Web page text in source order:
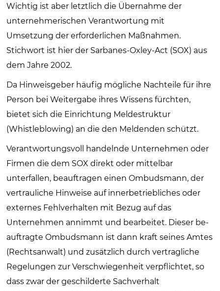
Wichtig ist aber letztlich die Übernahme der
unternehmerischen Verantwortung mit
Umsetzung der erforderlichen Maßnahmen.
Stichwort ist hier der Sarbanes-Oxley-Act (SOX) aus
dem Jahre 2002.
Da Hinweisgeber häufig mögliche Nachteile für ihre
Person bei Weitergabe ihres Wissens fürchten,
bietet sich die Einrichtung Meldestruktur
(Whistleblowing) an die den Meldenden schützt.
Verantwortungsvoll handelnde Unternehmen oder
Firmen die dem SOX direkt oder mittelbar
unterfallen, beauftragen einen Ombudsmann, der
vertrauliche Hinweise auf innerbetriebliches oder
externes Fehlverhalten mit Bezug auf das
Unternehmen annimmt und bearbeitet. Dieser be­
auf­tragte Ombudsmann ist dann kraft seines Amtes
(Rechtsanwalt) und zusätzlich durch vertragliche
Regelungen zur Verschwiegenheit verpflichtet, so
dass zwar der geschilderte Sachverhalt